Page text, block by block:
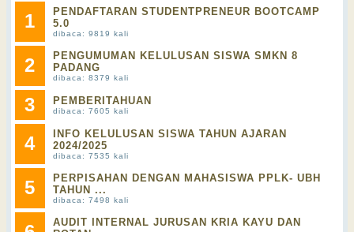
1
PENDAFTARAN STUDENTPRENEUR BOOTCAMP
5.0
dibaca: 9819 kali
2
PENGUMUMAN KELULUSAN SISWA SMKN 8
PADANG
dibaca: 8379 kali
3 PEMBERITAHUAN
dibaca: 7605 kali
4
INFO KELULUSAN SISWA TAHUN AJARAN
2024/2025
dibaca: 7535 kali
5
PERPISAHAN DENGAN MAHASISWA PPLK- UBH
TAHUN ...
dibaca: 7498 kali
AUDIT INTERNAL JURUSAN KRIA KAYU DAN